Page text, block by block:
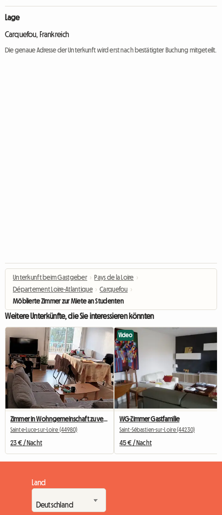
Lage
Carquefou, Frankreich
Die genaue Adresse der Unterkunft wird erst nach bestätigter Buchung mitgeteilt.
Unterkunft beim Gastgeber › Pays de la Loire ›
Département Loire-Atlantique › Carquefou ›
Möblierte Zimmer zur Miete an Studenten
Weitere Unterkünfte, die Sie interessieren könnten
Zimmer in Wohngemeinschaft zu vermieten
Sainte-Luce-sur-Loire (44980)
23 € / Nacht
Video
WG-Zimmer Gastfamilie
Saint-Sébastien-sur-Loire (44230)
45 € / Nacht
Land